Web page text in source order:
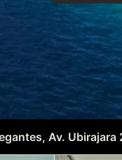
Av.